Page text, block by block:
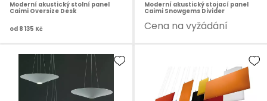
Moderní akustický stolní panel
Caimi Oversize Desk
od 8 135 Kč
Moderní akustický stojací panel
Caimi Snowgems Divider
Cena na vyžádání